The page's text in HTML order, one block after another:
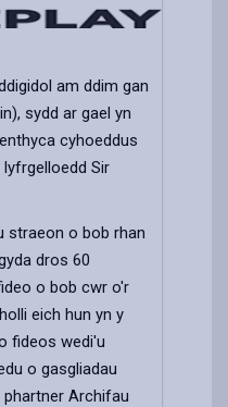
am ddim gan
sydd ar gael yn
cyhoeddus
lyfrgelloedd Sir
straeon o bob rhan
dros 60
o bob cwr o'r
eich hun yn y
fideos wedi'u
o gasgliadau
Archifau